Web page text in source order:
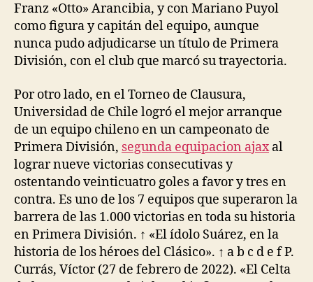
Franz «Otto» Arancibia, y con Mariano Puyol
como figura y capitán del equipo, aunque
nunca pudo adjudicarse un título de Primera
División, con el club que marcó su trayectoria.
Por otro lado, en el Torneo de Clausura,
Universidad de Chile logró el mejor arranque
de un equipo chileno en un campeonato de
Primera División, segunda equipacion ajaxal
lograr nueve victorias consecutivas y
ostentando veinticuatro goles a favor y tres en
contra. Es uno de los 7 equipos que superaron la
barrera de las 1.000 victorias en toda su historia
en Primera División. ↑ «El ídolo Suárez, en la
historia de los héroes del Clásico». ↑ a b c d e f P.
Currás, Víctor (27 de febrero de 2022). «El Celta